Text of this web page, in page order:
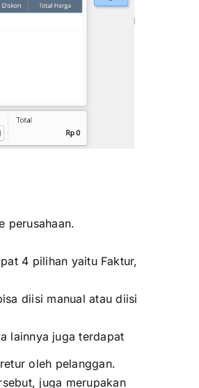
perusahaan.
4 pilihan yaitu Faktur,
diisi manual atau diisi
lainnya juga terdapat
oleh pelanggan.
juga merupakan